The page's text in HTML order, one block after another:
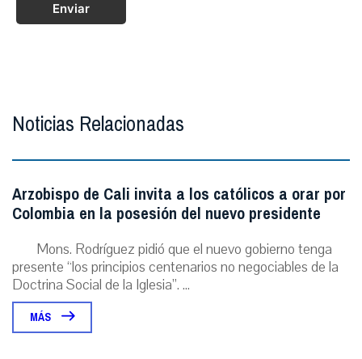
Enviar
Noticias Relacionadas
Arzobispo de Cali invita a los católicos a orar por
Colombia en la posesión del nuevo presidente
Mons. Rodríguez pidió que el nuevo gobierno tenga
presente “los principios centenarios no negociables de la
Doctrina Social de la Iglesia”. ...
MÁS